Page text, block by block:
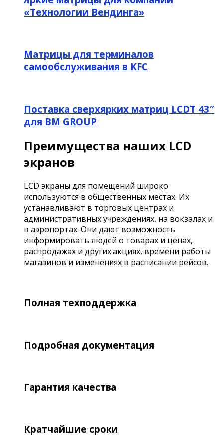
«Технологии Вендинга»
Матрицы для терминалов
самообслуживания в KFC
Поставка сверхярких матриц LCDT 43″
для BM GROUP
Преимущества наших LCD
экранов
LCD экраны для помещений широко
используются в общественных местах. Их
устанавливают в торговых центрах и
административных учреждениях, на вокзалах и
в аэропортах. Они дают возможность
информировать людей о товарах и ценах,
распродажах и других акциях, времени работы
магазинов и изменениях в расписании рейсов.
Полная техподдержка
Подробная документация
Гарантия качества
Кратчайшие сроки